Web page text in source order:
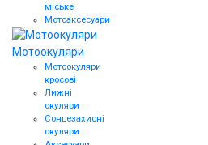
міське
Мотоаксесуари
Мотоокуляри
Мотоокуляри
кросові
Лижні
окуляри
Сонцезахисні
окуляри